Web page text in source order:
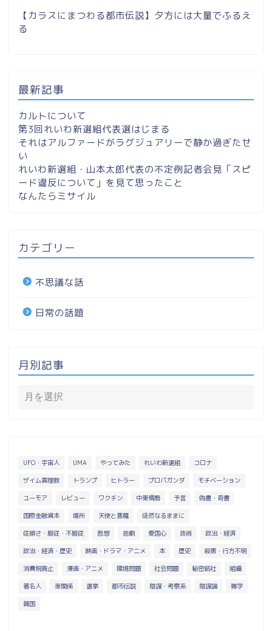
【カラスにまつわる都市伝説】夕方には大量でふるえ
る
最新記事
カルトについて
第3回れいわ新選組代表選はじまる
それはアルファードがラグジュアリーで静か過ぎたせ
い
れいわ新選組・山本太郎代表の不定例記者会見「スピ
ード違反について」を見て思ったこと
なんたらミサイル
カテゴリー
不思議な話
日常の話題
月別記事
UFO・宇宙人 UMA やってみた れいわ新選組 コロナ
ザイム真理教 トランプ ヒトラー プロパガンダ モチベーション
ユーモア レビュー ワクチン 中東情勢 予言 偽書・奇書
国際金融資本 場所 天使と悪魔 徒然なるままに
従順さ・服従・不服従 思想 悲劇 愛国心 技術 政治・経済
政治・経済・歴史 映画・ドラマ・アニメ 本 歴史 殺害・行方不明
消費税廃止 漫画・アニメ 環境問題 社会問題 秘密結社 組織
著名人 車関係 選挙 都市伝説 陰謀・考察系 陰謀論 雑学
韓国